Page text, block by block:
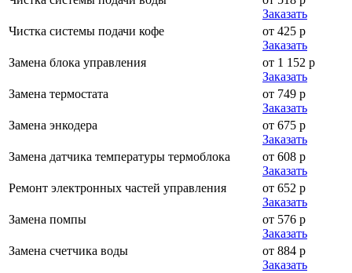
Заказать
Чистка системы подачи кофе
от 425 р
Заказать
Замена блока управления
от 1 152 р
Заказать
Замена термостата
от 749 р
Заказать
Замена энкодера
от 675 р
Заказать
Замена датчика температуры термоблока
от 608 р
Заказать
Ремонт электронных частей управления
от 652 р
Заказать
Замена помпы
от 576 р
Заказать
Замена счетчика воды
от 884 р
Заказать